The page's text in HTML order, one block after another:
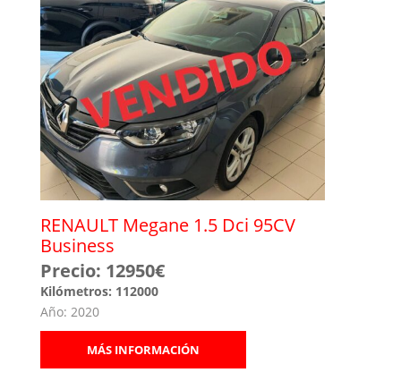
RENAULT Megane 1.5 Dci 95CV
Business
Precio: 12950€
Kilómetros: 112000
Año: 2020
MÁS INFORMACIÓN